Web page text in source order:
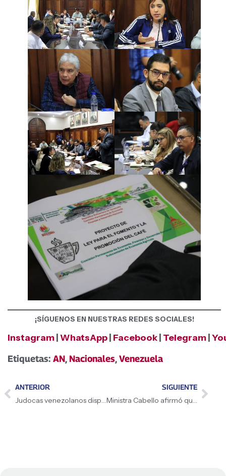
¡SÍGUENOS EN NUESTRAS REDES SOCIALES!
Instagram WhatsApp Facebook Telegram
Etiquetas: AN, Nacionales,Venezuela
ANTERIOR SIGUIENTE